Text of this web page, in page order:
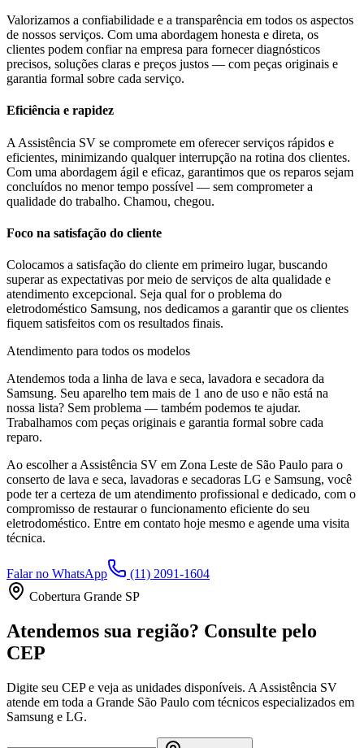
Valorizamos a confiabilidade e a transparência em todos os aspectos
de nossos serviços. Com uma abordagem honesta e direta, os
clientes podem confiar na empresa para fornecer diagnósticos
precisos, soluções claras e preços justos — com peças originais e
garantia formal sobre cada serviço.
Eficiência e rapidez
A Assistência SV se compromete em oferecer serviços rápidos e
eficientes, minimizando qualquer interrupção na rotina dos clientes.
Com uma abordagem ágil e eficaz, garantimos que os reparos sejam
concluídos no menor tempo possível — sem comprometer a
qualidade do trabalho. Chamou, chegou.
Foco na satisfação do cliente
Colocamos a satisfação do cliente em primeiro lugar, buscando
superar as expectativas por meio de serviços de alta qualidade e
atendimento excepcional. Seja qual for o problema do
eletrodoméstico Samsung, nos dedicamos a garantir que os clientes
fiquem satisfeitos com os resultados finais.
Atendimento para todos os modelos
Atendemos toda a linha de lava e seca, lavadora e secadora da
Samsung. Seu aparelho tem mais de 1 ano de uso e não está na
nossa lista? Sem problema — também podemos te ajudar.
Trabalhamos com peças originais e garantia formal sobre cada
reparo.
Ao escolher a Assistência SV em Zona Leste de São Paulo para o
conserto de lava e seca, lavadoras e secadoras LG e Samsung, você
pode ter a certeza de um atendimento profissional e dedicado, com o
compromisso de restaurar o funcionamento eficiente do seu
eletrodoméstico. Entre em contato hoje mesmo e agende uma visita
técnica.
Falar no WhatsApp
(11) 2091-1604
Cobertura Grande SP
Atendemos sua região? Consulte pelo
CEP
Digite seu CEP e veja as unidades disponíveis. A Assistência SV
atende em toda a Grande São Paulo com técnicos especializados em
Samsung e LG.